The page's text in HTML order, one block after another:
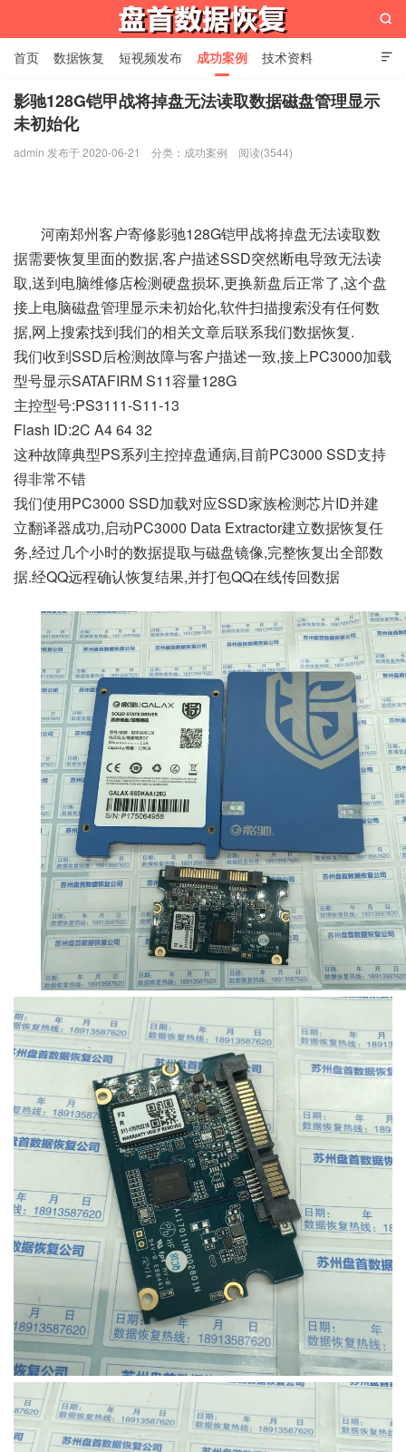
苏州盘首数据恢复

首页 数据恢复 短视频发布 成功案例 技术资料
关于我们 设备展示 常见问题

影驰128G铠甲战将掉盘无法读取数据磁盘管理显示
未初始化
admin 发布于 2020-06-21 分类： 成功案例 阅读(3544)
河南郑州客户寄修影驰128G铠甲战将掉盘无法读取数
据需要恢复里面的数据,客户描述SSD突然断电导致无法读
取,送到电脑维修店检测硬盘损坏,更换新盘后正常了,这个盘
接上电脑磁盘管理显示未初始化,软件扫描搜索没有任何数
据,网上搜索找到我们的相关文章后联系我们数据恢复.
我们收到SSD后检测故障与客户描述一致,接上PC3000加载
型号显示SATAFIRM S11容量128G
主控型号:PS3111-S11-13
Flash ID:2C A4 64 32
这种故障典型PS系列主控掉盘通病,目前PC3000 SSD支持
得非常不错
我们使用PC3000 SSD加载对应SSD家族检测芯片ID并建
立翻译器成功,启动PC3000 Data Extractor建立数据恢复任
务,经过几个小时的数据提取与磁盘镜像,完整恢复出全部数
据.经QQ远程确认恢复结果,并打包QQ在线传回数据